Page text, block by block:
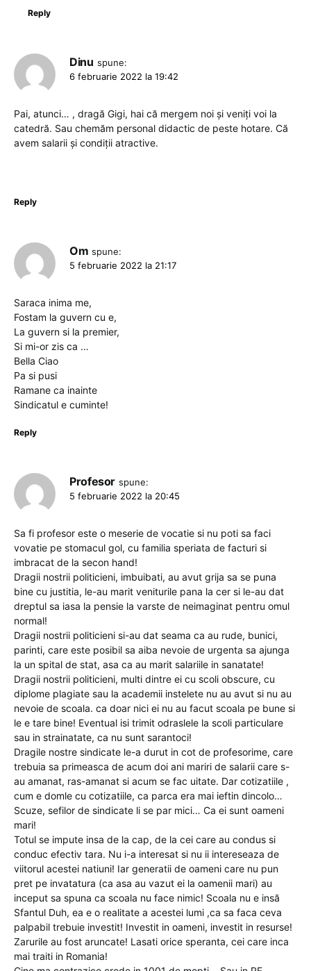
Reply
Dinu spune:
6 februarie 2022 la 19:42
Pai, atunci… , dragă Gigi, hai că mergem noi și veniți voi la
catedră. Sau chemăm personal didactic de peste hotare. Că
avem salarii și condiții atractive.
Reply
Om spune:
5 februarie 2022 la 21:17
Saraca inima me,
Fostam la guvern cu e,
La guvern si la premier,
Si mi-or zis ca …
Bella Ciao
Pa si pusi
Ramane ca inainte
Sindicatul e cuminte!
Reply
Profesor spune:
5 februarie 2022 la 20:45
Sa fi profesor este o meserie de vocatie si nu poti sa faci
vovatie pe stomacul gol, cu familia speriata de facturi si
imbracat de la secon hand!
Dragii nostrii politicieni, imbuibati, au avut grija sa se puna
bine cu justitia, le-au marit veniturile pana la cer si le-au dat
dreptul sa iasa la pensie la varste de neimaginat pentru omul
normal!
Dragii nostrii politicieni si-au dat seama ca au rude, bunici,
parinti, care este posibil sa aiba nevoie de urgenta sa ajunga
la un spital de stat, asa ca au marit salariile in sanatate!
Dragii nostrii politicieni, multi dintre ei cu scoli obscure, cu
diplome plagiate sau la academii instelete nu au avut si nu au
nevoie de scoala. ca doar nici ei nu au facut scoala pe bune si
le e tare bine! Eventual isi trimit odraslele la scoli particulare
sau in strainatate, ca nu sunt sarantoci!
Dragile nostre sindicate le-a durut in cot de profesorime, care
trebuia sa primeasca de acum doi ani mariri de salarii care s-
au amanat, ras-amanat si acum se fac uitate. Dar cotizatiile ,
cum e domle cu cotizatiile, ca parca era mai ieftin dincolo…
Scuze, sefilor de sindicate li se par mici… Ca ei sunt oameni
mari!
Totul se impute insa de la cap, de la cei care au condus si
conduc efectiv tara. Nu i-a interesat si nu ii intereseaza de
viitorul acestei natiuni! Iar generatii de oameni care nu pun
pret pe invatatura (ca asa au vazut ei la oamenii mari) au
inceput sa spuna ca scoala nu face nimic! Scoala nu e insă
Sfantul Duh, ea e o realitate a acestei lumi ,ca sa faca ceva
palpabil trebuie investit! Investit in oameni, investit in resurse!
Zarurile au fost aruncate! Lasati orice speranta, cei care inca
mai traiti in Romania!